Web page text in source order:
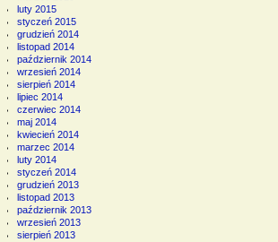
luty 2015
styczeń 2015
grudzień 2014
listopad 2014
październik 2014
wrzesień 2014
sierpień 2014
lipiec 2014
czerwiec 2014
maj 2014
kwiecień 2014
marzec 2014
luty 2014
styczeń 2014
grudzień 2013
listopad 2013
październik 2013
wrzesień 2013
sierpień 2013